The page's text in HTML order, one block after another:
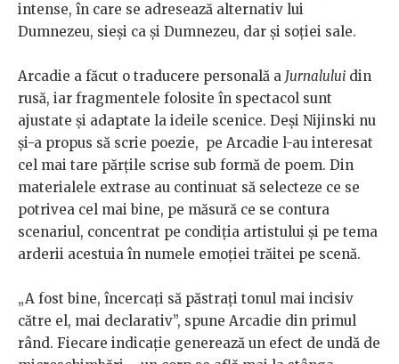
intense, în care se adresează alternativ lui
Dumnezeu, sieși ca și Dumnezeu, dar și soției sale.
Arcadie a făcut o traducere personală a Jurnalului din
rusă, iar fragmentele folosite în spectacol sunt
ajustate și adaptate la ideile scenice. Deși Nijinski nu
și-a propus să scrie poezie, pe Arcadie l-au interesat
cel mai tare părțile scrise sub formă de poem. Din
materialele extrase au continuat să selecteze ce se
potrivea cel mai bine, pe măsură ce se contura
scenariul, concentrat pe condiția artistului și pe tema
arderii acestuia în numele emoției trăitei pe scenă.
„A fost bine, încercați să păstrați tonul mai incisiv
către el, mai declarativ”, spune Arcadie din primul
rând. Fiecare indicație generează un efect de undă de